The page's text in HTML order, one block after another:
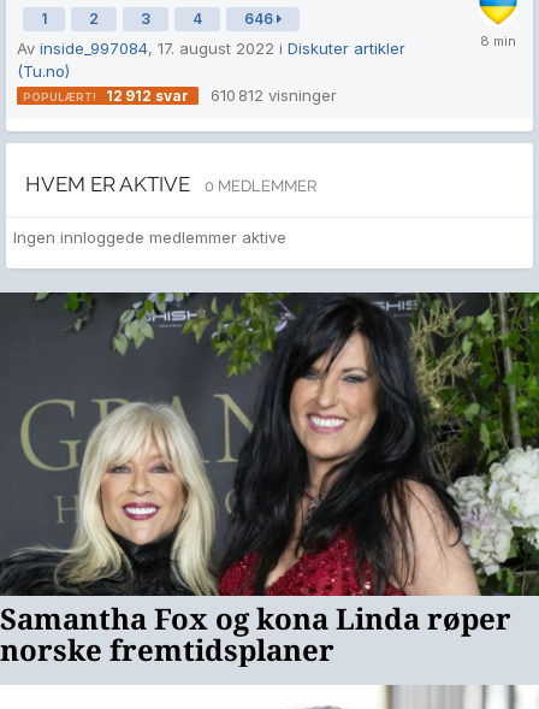
1 2 3 4 646
Av inside_997084, 17. august 2022 i Diskuter artikler
(Tu.no)
12 912 svar 610 812 visninger
HVEM ER AKTIVE 0 MEDLEMMER
Ingen innloggede medlemmer aktive